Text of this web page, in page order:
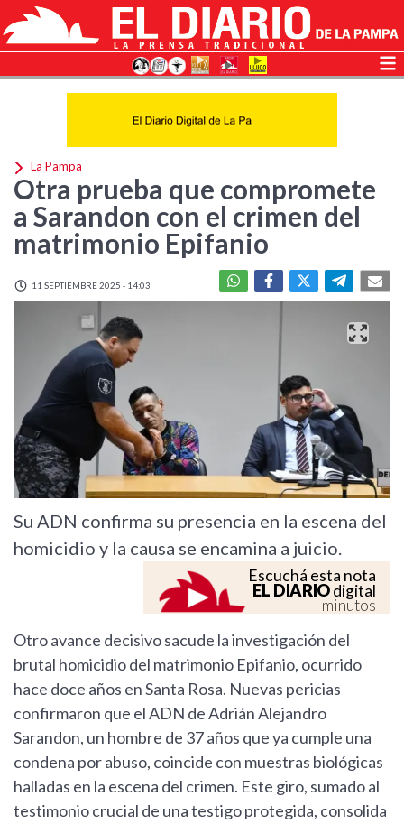
La Pampa
Otra prueba que compromete
a Sarandon con el crimen del
matrimonio Epifanio
11 SEPTIEMBRE 2025 - 14:03
Su ADN confirma su presencia en la escena del
homicidio y la causa se encamina a juicio.
Escuchá esta nota
EL DIARIOdigital
minutos
Otro avance decisivo sacude la investigación del
brutal homicidio del matrimonio Epifanio, ocurrido
hace doce años en Santa Rosa. Nuevas pericias
confirmaron que el ADN de Adrián Alejandro
Sarandon, un hombre de 37 años que ya cumple una
condena por abuso, coincide con muestras biológicas
halladas en la escena del crimen. Este giro, sumado al
testimonio crucial de una testigo protegida, consolida